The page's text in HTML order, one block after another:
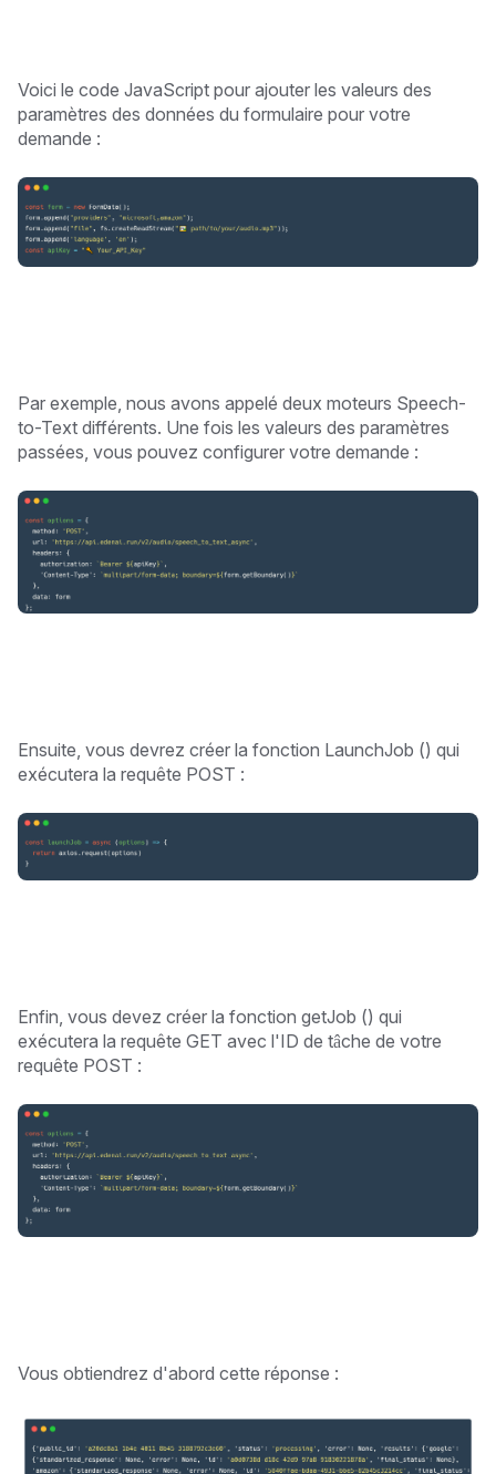
Voici le code JavaScript pour ajouter les valeurs des
paramètres des données du formulaire pour votre
demande :
Par exemple, nous avons appelé deux moteurs Speech-
to-Text différents. Une fois les valeurs des paramètres
passées, vous pouvez configurer votre demande :
Ensuite, vous devrez créer la fonction LaunchJob () qui
exécutera la requête POST :
Enfin, vous devez créer la fonction getJob () qui
exécutera la requête GET avec l'ID de tâche de votre
requête POST :
Vous obtiendrez d'abord cette réponse :